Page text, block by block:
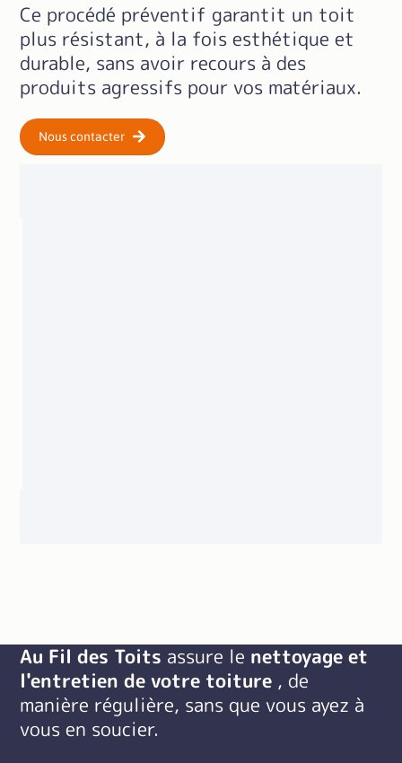
Ce procédé préventif garantit un toit
plus résistant, à la fois esthétique et
durable, sans avoir recours à des
produits agressifs pour vos matériaux.
Nous contacter
Au Fil des Toits assure le nettoyage et
l'entretien de votre toiture , de
manière régulière, sans que vous ayez à
vous en soucier.